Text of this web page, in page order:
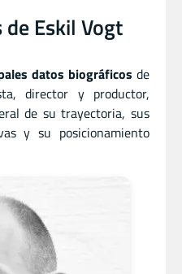
Eskil Vogt
datos biográficos de
,director y productor,
de su trayectoria, sus
y su posicionamiento